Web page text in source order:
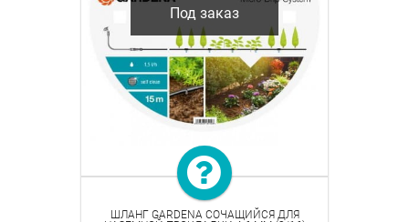
Под заказ
ШЛАНГ GARDENA СОЧАЩИЙСЯ ДЛЯ